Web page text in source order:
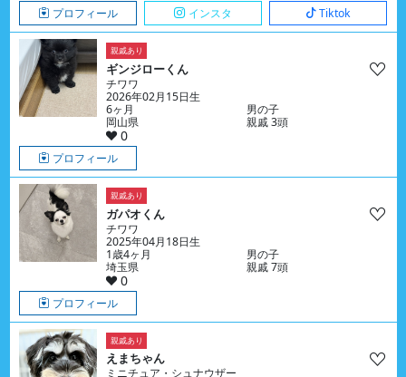
プロフィール インスタ Tiktok
親戚あり
ギンジローくん
チワワ
2026年02月15日生
6ヶ月
男の子
岡山県
親戚 3頭
0
プロフィール
親戚あり
ガパオくん
チワワ
2025年04月18日生
1歳4ヶ月
男の子
埼玉県
親戚 7頭
0
プロフィール
親戚あり
えまちゃん
ミニチュア・シュナウザー